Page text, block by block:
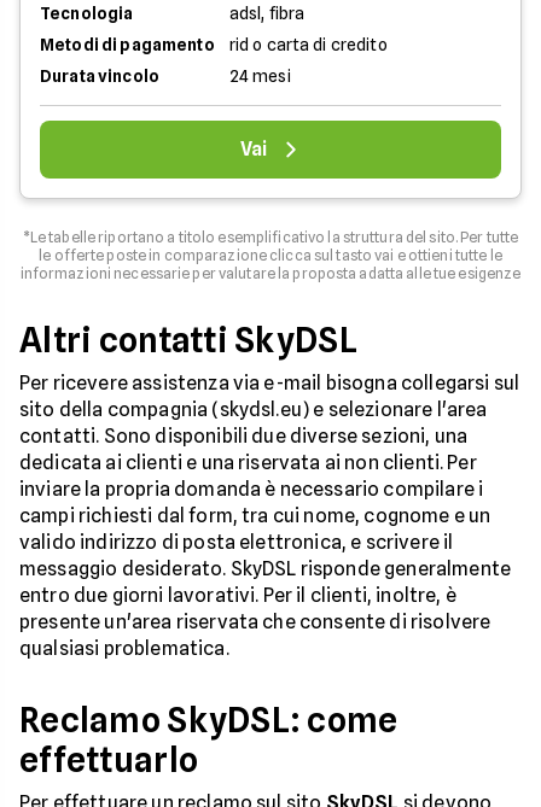
Tecnologia
adsl, fibra
Metodi di pagamento
rid o carta di credito
Durata vincolo
24 mesi
Vai
*Le tabelle riportano a titolo esemplificativo la struttura del sito. Per tutte
le offerte poste in comparazione clicca sul tasto vai e ottieni tutte le
informazioni necessarie per valutare la proposta adatta alle tue esigenze
Altri contatti SkyDSL
Per ricevere assistenza via e-mail bisogna collegarsi sul
sito della compagnia (skydsl.eu) e selezionare l'area
contatti. Sono disponibili due diverse sezioni, una
dedicata ai clienti e una riservata ai non clienti. Per
inviare la propria domanda è necessario compilare i
campi richiesti dal form, tra cui nome, cognome e un
valido indirizzo di posta elettronica, e scrivere il
messaggio desiderato. SkyDSL risponde generalmente
entro due giorni lavorativi. Per il clienti, inoltre, è
presente un'area riservata che consente di risolvere
qualsiasi problematica.
Reclamo SkyDSL: come
effettuarlo